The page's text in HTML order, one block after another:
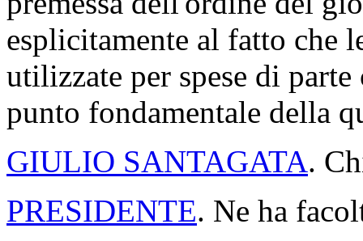
esplicitamente al fatto che
utilizzate per spese di
punto fondamentale della
GIULIO SANTAGATA.
PRESIDENTE. Ne ha